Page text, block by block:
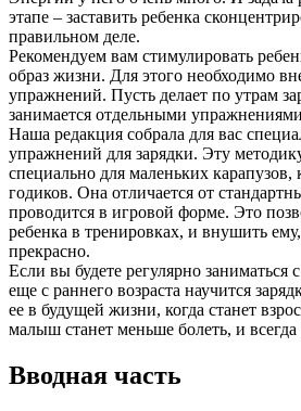
этапе – заставить ребенка
правильном деле.
Рекомендуем вам стимулировать
образ жизни. Для этого необходимо
упражнений. Пусть делает по утрам
занимается отдельными
Наша редакция собрала для вас
упражнений для зарядки. Эту
специально для маленьких карапузов,
годиков. Она отличается от
проводится в игровой форме. Это
ребенка в тренировках, и внушить
прекрасно.
Если вы будете регулярно заниматься
еще с раннего возраста научится
ее в будущей жизни, когда станет
малыш станет меньше болеть, и
Вводная часть